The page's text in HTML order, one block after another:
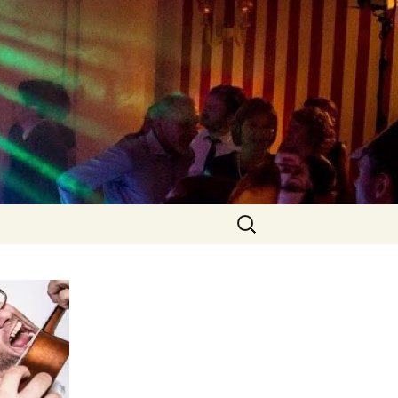
und
Was immer Ihr wollt – hier
Suchen
nach: